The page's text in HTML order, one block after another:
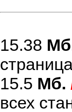
15.38
15.5 Мб.
всех